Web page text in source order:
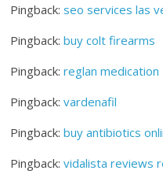
Pingback:seo services las
Pingback:buy colt firearms
Pingback:reglan medication
Pingback:vardenafil
Pingback:buy antibiotics
Pingback:vidalista reviews